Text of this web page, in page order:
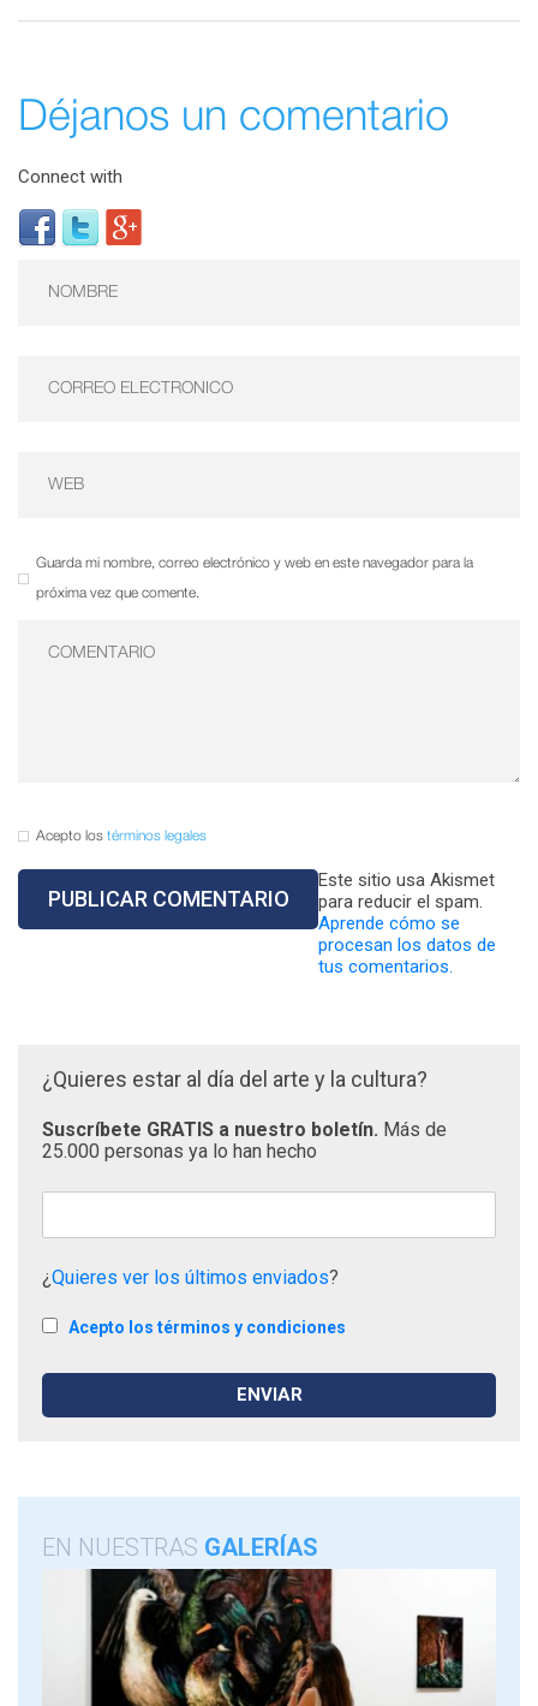
Déjanos un comentario
Connect with
Guarda mi nombre, correo electrónico y web en este navegador para la
próxima vez que comente.
Acepto los términos legales
Este sitio usa Akismet
para reducir el spam.
Aprende cómo se
procesan los datos de
tus comentarios.
¿Quieres estar al día del arte y la cultura?
Suscríbete GRATIS a nuestro boletín. Más de
25.000 personas ya lo han hecho
¿Quieres ver los últimos enviados?
Acepto los términos y condiciones
EN NUESTRAS GALERÍAS